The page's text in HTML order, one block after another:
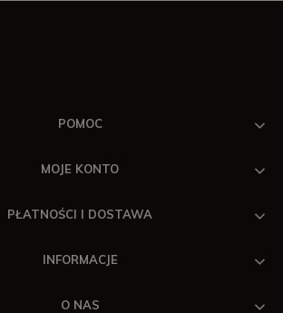
POMOC
MOJE KONTO
PŁATNOŚCI I DOSTAWA
INFORMACJE
O NAS